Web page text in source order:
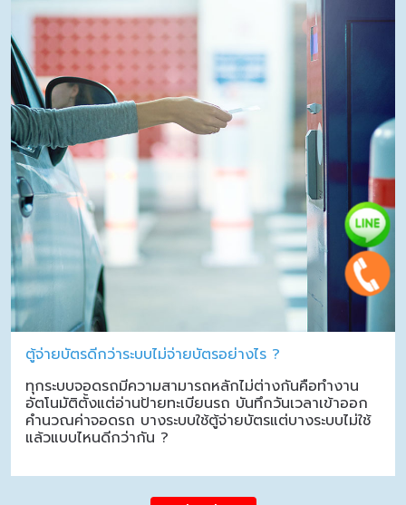
ตู้จ่ายบัตรดีกว่าระบบไม่จ่ายบัตรอย่างไร ?
ทุกระบบจอดรถมีความสามารถหลักไม่ต่างกันคือทำงาน
อัตโนมัติตั้งแต่อ่านป้ายทะเบียนรถ บันทึกวันเวลาเข้าออก
คำนวณค่าจอดรถ บางระบบใช้ตู้จ่ายบัตรแต่บางระบบไม่ใช้
แล้วแบบไหนดีกว่ากัน ?